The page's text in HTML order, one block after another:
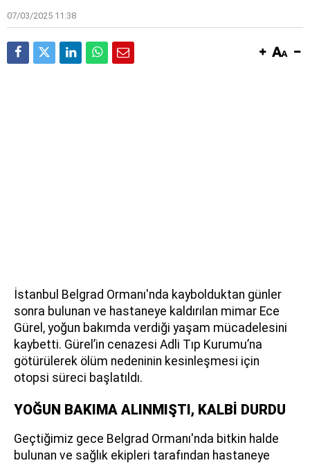
07/03/2025 11:38
İstanbul Belgrad Ormanı'nda kaybolduktan günler
sonra bulunan ve hastaneye kaldırılan mimar Ece
Gürel, yoğun bakımda verdiği yaşam mücadelesini
kaybetti. Gürel’in cenazesi Adli Tıp Kurumu’na
götürülerek ölüm nedeninin kesinleşmesi için
otopsi süreci başlatıldı.
YOĞUN BAKIMA ALINMIŞTI, KALBİ DURDU
Geçtiğimiz gece Belgrad Ormanı'nda bitkin halde
bulunan ve sağlık ekipleri tarafından hastaneye